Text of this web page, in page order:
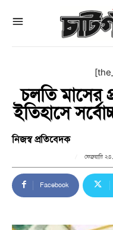
চলতি মাসের
ইতিহাসে
নিজস্ব প্রতিবেদক
ফেব্রুয়ারি
Facebook